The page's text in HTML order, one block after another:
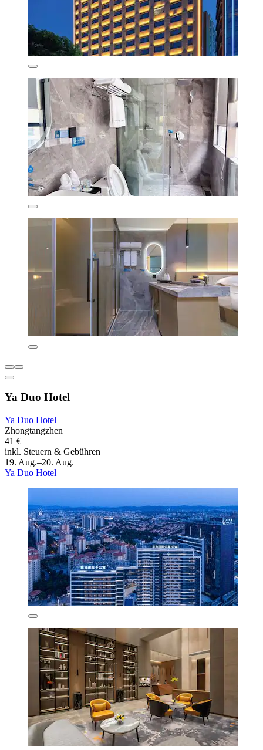
Ya Duo Hotel
Ya Duo Hotel
Zhongtangzhen
41 €
inkl. Steuern & Gebühren
19. Aug.–20. Aug.
Ya Duo Hotel